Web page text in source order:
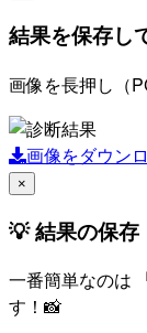
結果を保存し
画像を長押し（
画像をダウン
×
💡 結果の保
一番簡単なのは
す！📸